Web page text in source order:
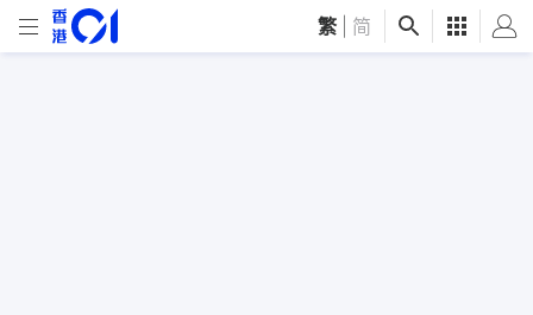
繁 简